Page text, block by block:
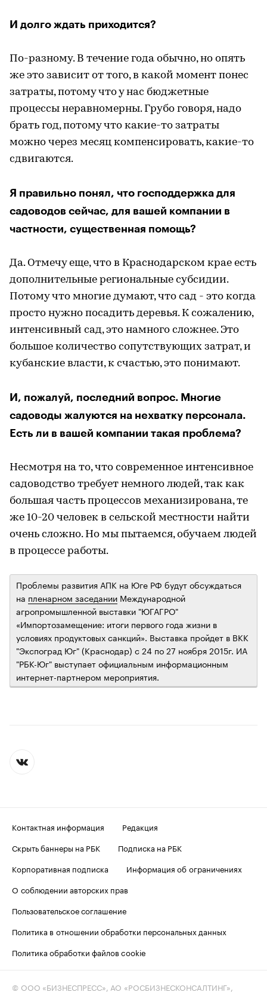
И долго ждать приходится?
По-разному. В течение года обычно, но опять
же это зависит от того, в какой момент понес
затраты, потому что у нас бюджетные
процессы неравномерны. Грубо говоря, надо
брать год, потому что какие-то затраты
можно через месяц компенсировать, какие-то
сдвигаются.
Я правильно понял, что господдержка для
садоводов сейчас, для вашей компании в
частности, существенная помощь?
Да. Отмечу еще, что в Краснодарском крае есть
дополнительные региональные субсидии.
Потому что многие думают, что сад - это когда
просто нужно посадить деревья. К сожалению,
интенсивный сад, это намного сложнее. Это
большое количество сопутствующих затрат, и
кубанские власти, к счастью, это понимают.
И, пожалуй, последний вопрос. Многие
садоводы жалуются на нехватку персонала.
Есть ли в вашей компании такая проблема?
Несмотря на то, что современное интенсивное
садоводство требует немного людей, так как
большая часть процессов механизирована, те
же 10-20 человек в сельской местности найти
очень сложно. Но мы пытаемся, обучаем людей
в процессе работы.
Проблемы развития АПК на Юге РФ будут обсуждаться
на пленарном заседании Международной
агропромышленной выставки "ЮГАГРО"
«Импортозамещение: итоги первого года жизни в
условиях продуктовых санкций». Выставка пройдет в ВКК
"Экспоград Юг" (Краснодар) с 24 по 27 ноября 2015г. ИА
"РБК-Юг" выступает официальным информационным
интернет-партнером мероприятия.
Контактная информация
Редакция
Скрыть баннеры на РБК
Подписка на РБК
Корпоративная подписка
Информация об ограничениях
О соблюдении авторских прав
Пользовательское соглашение
Политика в отношении обработки персональных данных
Политика обработки файлов cookie
© ООО «БИЗНЕСПРЕСС», АО «РОСБИЗНЕСКОНСАЛТИНГ»,